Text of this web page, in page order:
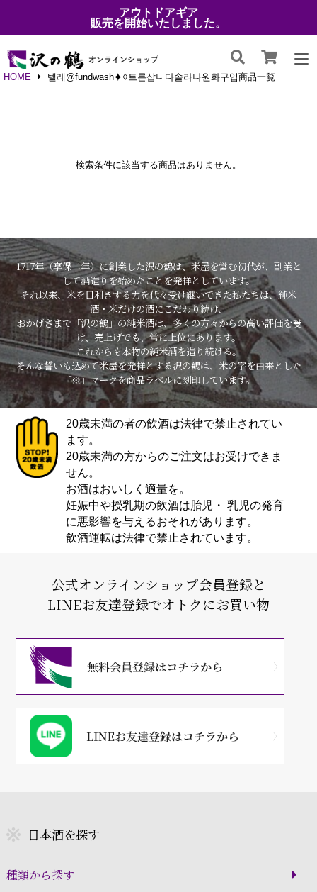
アウトドアギア
販売を開始いたしました。
HOME 텔레@fundwash⯌♢트론삽니다솔라나원화구입商品一覧
検索条件に該当する商品はありません。
1717年（享保二年）に創業した沢の鶴は、米屋を営む初代が、副業と
して酒造りを始めたことを発祥としています。
それ以来、米を目利きする力を代々受け継いできた私たちは、純米
酒・米だけの酒にこだわり続け、
おかげさまで「沢の鶴」の純米酒は、多くの方々からの高い評価を受
け、売上げでも、常に上位にあります。
これからも本物の純米酒を造り続ける。
そんな誓いも込めて米屋を発祥とする沢の鶴は、米の字を由来とした
「※」マークを商品ラベルに刻印しています。
20歳未満の者の飲酒は法律で禁止されてい
ます。
20歳未満の方からのご注文はお受けできま
せん。
お酒はおいしく適量を。
妊娠中や授乳期の飲酒は胎児・ 乳児の発育
に悪影響を与えるおそれがあります。
飲酒運転は法律で禁止されています。
公式オンラインショップ会員登録と
LINEお友達登録でオトクにお買い物
日本酒を探す
種類から探す